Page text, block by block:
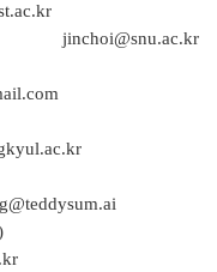
jinchoi@snu.ac.kr